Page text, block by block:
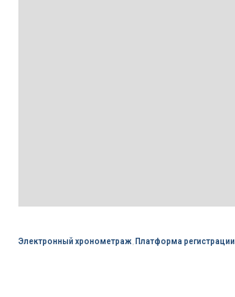
Электронный хронометраж, Платформа регистрации